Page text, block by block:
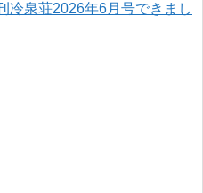
冷泉荘2026年6月号できまし